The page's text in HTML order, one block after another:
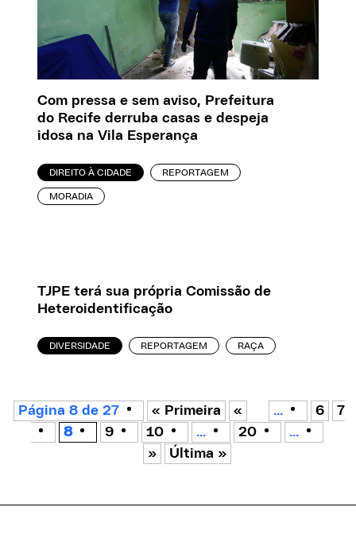
Com pressa e sem aviso, Prefeitura
do Recife derruba casas e despeja
idosa na Vila Esperança
DIREITO À CIDADE REPORTAGEM
MORADIA
TJPE terá sua própria Comissão de
Heteroidentificação
DIVERSIDADE REPORTAGEM RAÇA
Página 8 de 27 « Primeira « ... 6
7
8
9 10 ... 20
...
»
Última »